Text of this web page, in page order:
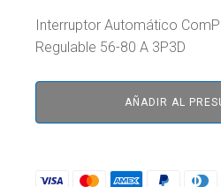
Interruptor Automático
Regulable 56-80 A 3P3D
AÑADIR AL